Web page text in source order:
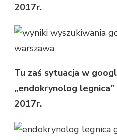
2017r.
Tu zaś sytuacja w
„endokrynolog
2017r.